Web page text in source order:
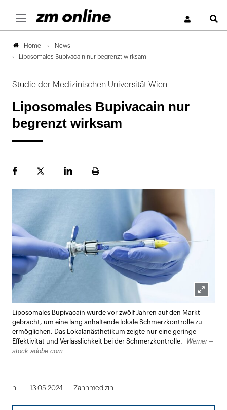
Home
News
Liposomales Bupivacain nur begrenzt wirksam
Studie der Medizinischen Universität Wien
Liposomales Bupivacain nur
begrenzt wirksam
FacebookPlattformLinekdInSeite
öffnen
Liposomales Bupivacain wurde vor zwölf Jahren auf den Markt
gebracht, um eine lang anhaltende lokale Schmerzkontrolle zu
ermöglichen. Das Lokalanästhetikum zeigte nur eine geringe
Effektivität und Verlässlichkeit bei der Schmerzkontrolle.
Werner –
stock.adobe.com
nl 13.05.2024 Zahnmedizin